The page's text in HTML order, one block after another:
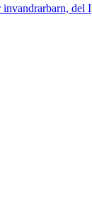
del I